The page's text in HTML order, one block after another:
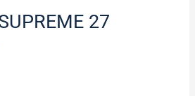
27